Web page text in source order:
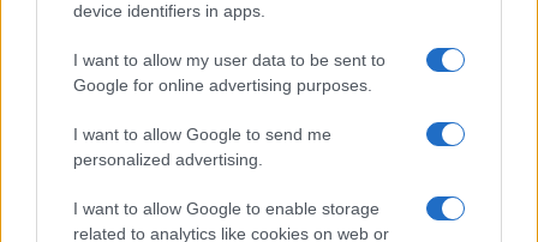
device identifiers in apps.
I want to allow my user data to be sent to
Google for online advertising purposes.
I want to allow Google to send me
personalized advertising.
I want to allow Google to enable storage
related to analytics like cookies on web or
Gallura, finti clienti svuotano le suite: furto da
50mila nel resort
Meteo Olbia 7 agosto, sole e caldo tornano
protagonisti
Test tunnel Olbia: rampe chiuse ancora fino a